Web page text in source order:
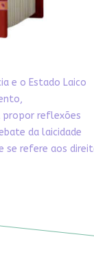
e o Estado Laico
propor reflexões
da laicidade
se refere aos